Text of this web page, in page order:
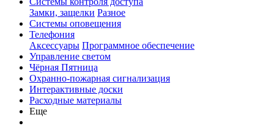
Замки, защелки Разное
Системы оповещения
Телефония
Аксессуары Программное обеспечение
Управление светом
Чёрная Пятница
Охранно-пожарная сигнализация
Интерактивные доски
Расходные материалы
Еще